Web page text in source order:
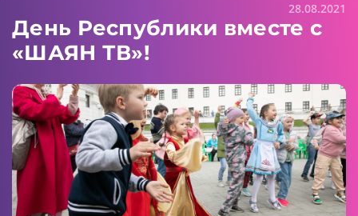
28.08.2021
День Республики вместе с
«ШАЯН ТВ»!